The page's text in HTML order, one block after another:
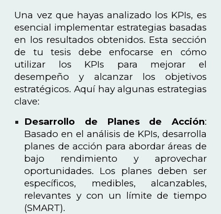
Una vez que hayas analizado los KPIs, es
esencial implementar estrategias basadas
en los resultados obtenidos. Esta sección
de tu tesis debe enfocarse en cómo
utilizar los KPIs para mejorar el
desempeño y alcanzar los objetivos
estratégicos. Aquí hay algunas estrategias
clave:
Desarrollo de Planes de Acción:
Basado en el análisis de KPIs, desarrolla
planes de acción para abordar áreas de
bajo rendimiento y aprovechar
oportunidades. Los planes deben ser
específicos, medibles, alcanzables,
relevantes y con un límite de tiempo
(SMART).